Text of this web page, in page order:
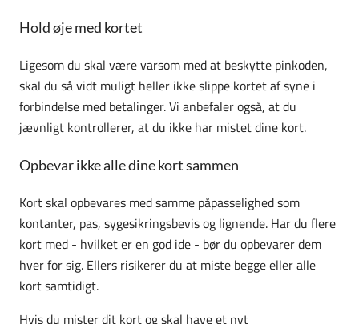
Hold øje med kortet
Ligesom du skal være varsom med at beskytte pinkoden,
skal du så vidt muligt heller ikke slippe kortet af syne i
forbindelse med betalinger. Vi anbefaler også, at du
jævnligt kontrollerer, at du ikke har mistet dine kort.
Opbevar ikke alle dine kort sammen
Kort skal opbevares med samme påpasselighed som
kontanter, pas, sygesikringsbevis og lignende. Har du flere
kort med - hvilket er en god ide - bør du opbevarer dem
hver for sig. Ellers risikerer du at miste begge eller alle
kort samtidigt.
Hvis du mister dit kort og skal have et nyt